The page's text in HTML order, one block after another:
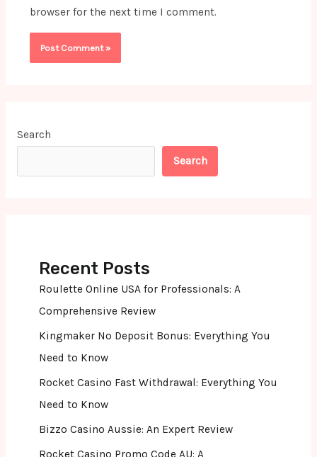
browser for the next time I comment.
Search
Search
Recent Posts
Roulette Online USA for Professionals: A
Comprehensive Review
Kingmaker No Deposit Bonus: Everything You
Need to Know
Rocket Casino Fast Withdrawal: Everything You
Need to Know
Bizzo Casino Aussie: An Expert Review
Rocket Casino Promo Code AU: A